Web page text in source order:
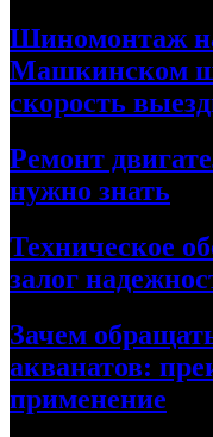
Шиномонтаж
Машкинском
скорость
Ремонт
нужно знать
Техническое
залог
Зачем
акванатов:
применение